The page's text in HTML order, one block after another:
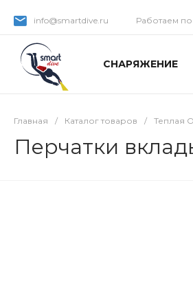
info@smartdive.ru Работаем
СНАРЯЖЕНИЕ
Главная / Каталог товаров / Теплая
Перчатки